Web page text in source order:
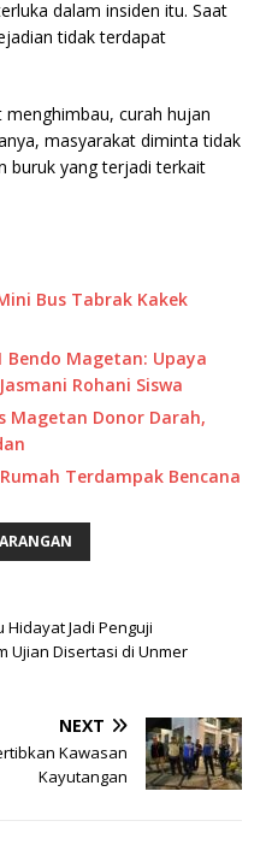
dalam insiden itu. Saat
tidak terdapat
curah hujan
masyarakat diminta tidak
buruk yang terjadi terkait
Bus Tabrak Kakek
Bendo Magetan: Upaya
Rohani Siswa
Magetan Donor Darah,
Terdampak Bencana
Hidayat Jadi Penguji
Ujian Disertasi di Unmer
NEXT
Kawasan
Kayutangan